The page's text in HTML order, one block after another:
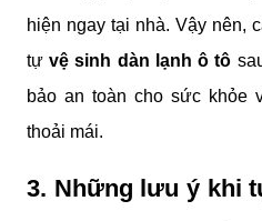
hiện ngay tại nhà. Vậy nên,
tự vệ sinh dàn lạnh ô tô
bảo an toàn cho sức khỏe
thoải mái.
3. Những lưu ý khi